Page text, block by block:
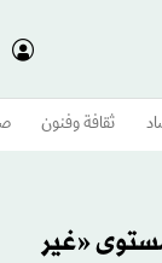
ثقافة وفنون
«غير